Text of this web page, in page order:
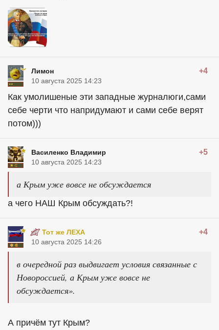
Лимон +4
10 августа 2025 14:23
Как умолишеные эти западные журналюги,сами
себе черти что напридумают и сами себе верят
потом)))
Василенко Владимир +5
10 августа 2025 14:23
а Крым уже вовсе не обсуждается
а чего НАШ Крым обсуждать?!
Тот же ЛЕХА +4
10 августа 2025 14:26
в очередной раз выдвигает условия связанные с
Новороссией, а Крым уже вовсе не
обсуждается».
А причём тут Крым?